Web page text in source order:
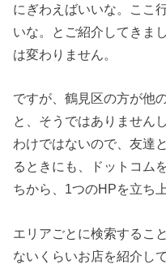
にぎわえばいいな。ここ
いな。とご紹介してきま
は変わりません。
ですが、鶴見区の方が他
と、そうではありません
わけではないので、友達
るときにも、ドットコム
ちから、1つのHPを立ち
エリアごとに検索するこ
ないくらいお店を紹介し